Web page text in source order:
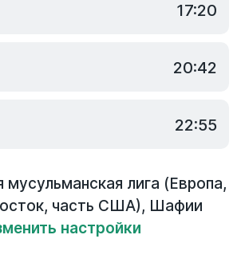
17:20
20:42
22:55
мусульманская лига (Европа,
часть США), Шафии
настройки